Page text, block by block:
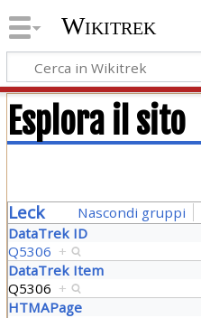
Wikitrek
Esplora il sito
Leck Nascondi gruppi
DataTrek ID
Q5306 +
DataTrek Item
Q5306 +
HTMAPage